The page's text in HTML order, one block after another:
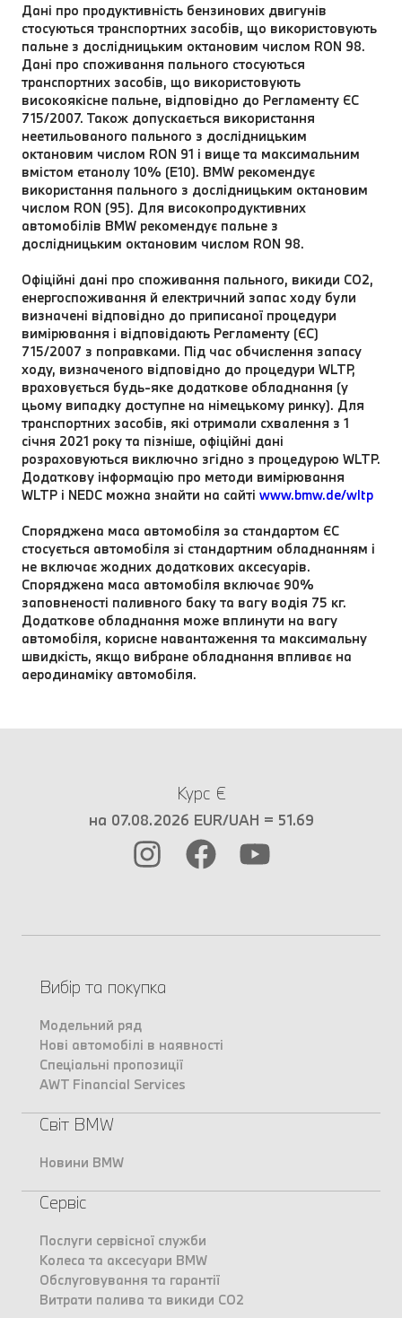
Дані про продуктивність бензинових двигунів
стосуються транспортних засобів, що використовують
пальне з дослідницьким октановим числом RON 98.
Дані про споживання пального стосуються
транспортних засобів, що використовують
високоякісне пальне, відповідно до Регламенту ЄС
715/2007. Також допускається використання
неетильованого пального з дослідницьким
октановим числом RON 91 і вище та максимальним
вмістом етанолу 10% (E10). BMW рекомендує
використання пального з дослідницьким октановим
числом RON (95). Для високопродуктивних
автомобілів BMW рекомендує пальне з
дослідницьким октановим числом RON 98.
Офіційні дані про споживання пального, викиди CO2,
енергоспоживання й електричний запас ходу були
визначені відповідно до приписаної процедури
вимірювання і відповідають Регламенту (ЄС)
715/2007 з поправками. Під час обчислення запасу
ходу, визначеного відповідно до процедури WLTP,
враховується будь-яке додаткове обладнання (у
цьому випадку доступне на німецькому ринку). Для
транспортних засобів, які отримали схвалення з 1
січня 2021 року та пізніше, офіційні дані
розраховуються виключно згідно з процедурою WLTP.
Додаткову інформацію про методи вимірювання
WLTP і NEDC можна знайти на сайті www.bmw.de/wltp
Споряджена маса автомобіля за стандартом ЄC
стосується автомобіля зі стандартним обладнанням і
не включає жодних додаткових аксесуарів.
Споряджена маса автомобіля включає 90%
заповненості паливного баку та вагу водія 75 кг.
Додаткове обладнання може вплинути на вагу
автомобіля, корисне навантаження та максимальну
швидкість, якщо вибране обладнання впливає на
аеродинаміку автомобіля.
Курс €
на 07.08.2026 EUR/UAH = 51.69
Вибір та покупка
Модельний ряд
Нові автомобілі в наявності
Спеціальні пропозиції
AWT Financial Services
Світ BMW
Новини BMW
Сервіс
Послуги сервісної служби
Колеса та аксесуари BMW
Обслуговування та гарантії
Витрати палива та викиди CO2